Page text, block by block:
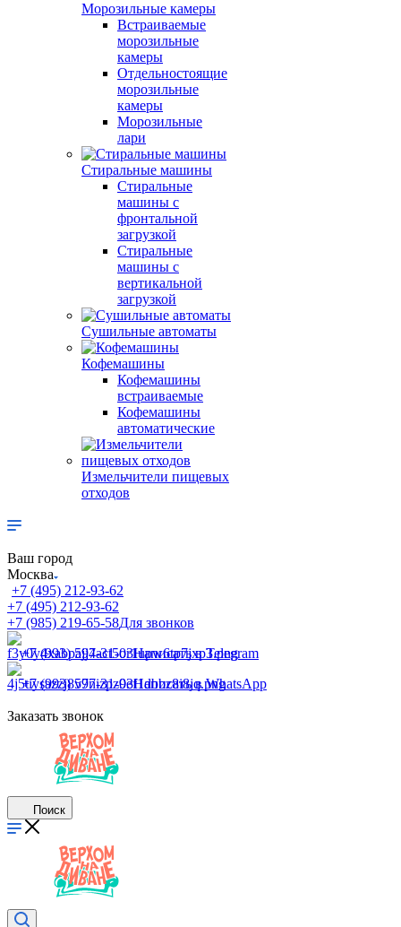
Морозильные камеры
Встраиваемые
морозильные
камеры
Отдельностоящие
морозильные
камеры
Морозильные
лари
Стиральные машины
Стиральные
машины с
фронтальной
загрузкой
Стиральные
машины с
вертикальной
загрузкой
Сушильные автоматы
Кофемашины
Кофемашины
встраиваемые
Кофемашины
автоматические
Измельчители пищевых
отходов
Ваш город
Москва
+7 (495) 212-93-62
+7 (495) 212-93-62
+7 (985) 219-65-58Для звонков
+7 (993) 597-31-03Написать в Telegram
+7 (993) 597-31-03Написать в WhatsApp
Заказать звонок
Поиск